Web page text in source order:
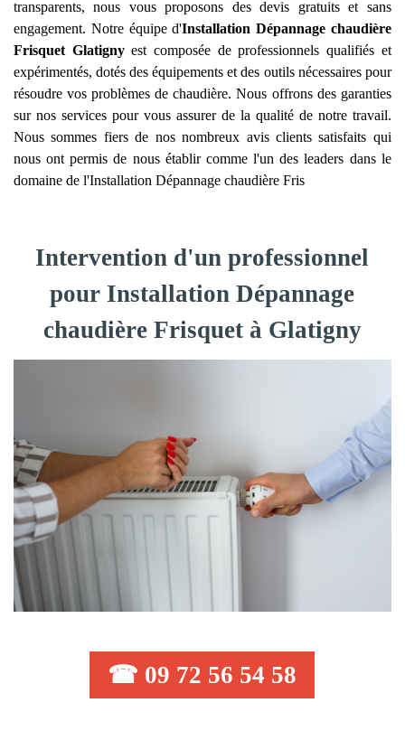
transparents, nous vous proposons des devis gratuits et sans
engagement. Notre équipe d'Installation Dépannage chaudière
Frisquet Glatignyest composée de professionnels qualifiés et
expérimentés, dotés des équipements et des outils nécessaires pour
résoudre vos problèmes de chaudière. Nous offrons des garanties
sur nos services pour vous assurer de la qualité de notre travail.
Nous sommes fiers de nos nombreux avis clients satisfaits qui
nous ont permis de nous établir comme l'un des leaders dans le
domaine de l'Installation Dépannage chaudière Fris
Intervention d'un professionnel
pour Installation Dépannage
chaudière Frisquet à Glatigny
☎ 09 72 56 54 58